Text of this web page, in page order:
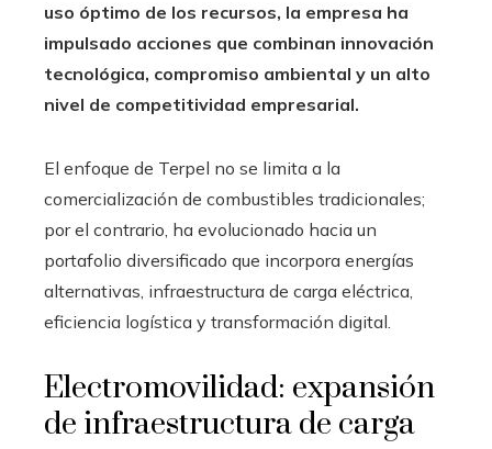
uso óptimo de los recursos, la empresa ha
impulsado acciones que combinan innovación
tecnológica, compromiso ambiental y un alto
nivel de competitividad empresarial.
El enfoque de Terpel no se limita a la
comercialización de combustibles tradicionales;
por el contrario, ha evolucionado hacia un
portafolio diversificado que incorpora energías
alternativas, infraestructura de carga eléctrica,
eficiencia logística y transformación digital.
Electromovilidad: expansión
de infraestructura de carga